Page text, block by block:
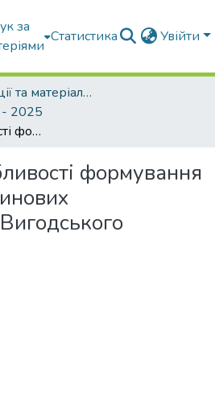
за
Статистика Увійти
Конференції та матеріали конференцій
2025
Лісівничі особливості формування сухостою у ялинових насадженнях Вигодського надлісництва
формування